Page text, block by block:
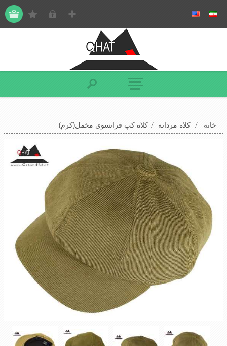
خانه / کلاه مردانه / کلاه کپ فرانسوی مخمل(کرم)